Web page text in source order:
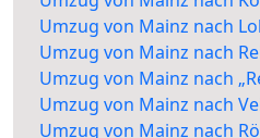
Umzug von Mainz nach
Umzug von Mainz nach
Umzug von Mainz nach
Umzug von Mainz nach
Umzug von Mainz nach